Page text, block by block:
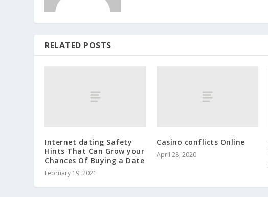
RELATED POSTS
Internet dating Safety
Hints That Can Grow your
Chances Of Buying a Date
February 19, 2021
Casino conflicts Online
April 28, 2020